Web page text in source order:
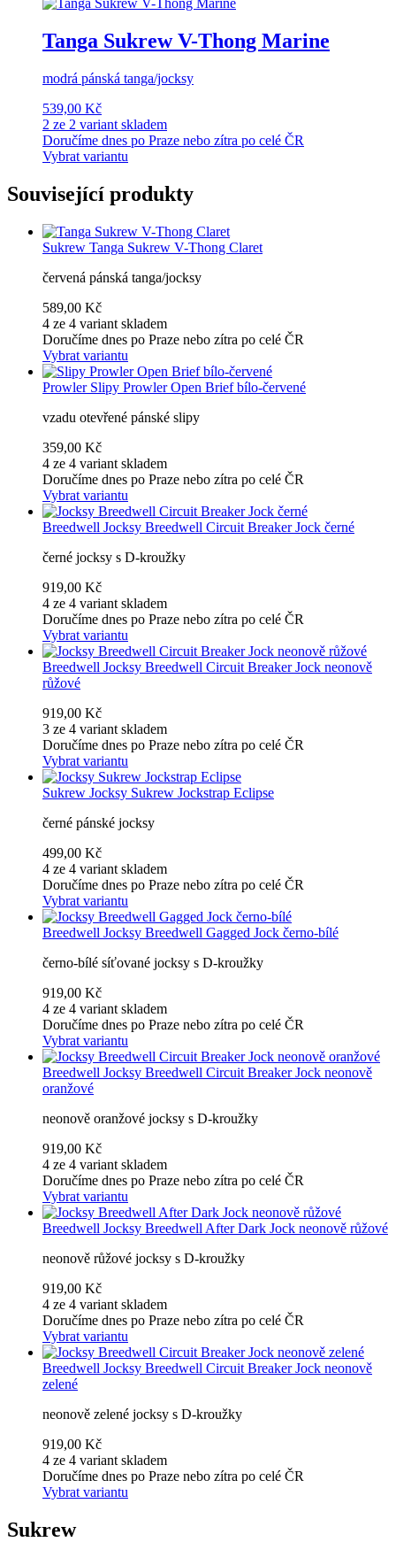
Tanga Sukrew V-Thong Marine
modrá pánská tanga/jocksy
539,00 Kč
2 ze 2 variant skladem
Doručíme dnes po Praze nebo zítra po celé ČR
Vybrat variantu
Související produkty
Sukrew Tanga Sukrew V-Thong Claret
červená pánská tanga/jocksy
589,00 Kč
4 ze 4 variant skladem
Doručíme dnes po Praze nebo zítra po celé ČR
Vybrat variantu
Prowler Slipy Prowler Open Brief bílo-červené
vzadu otevřené pánské slipy
359,00 Kč
4 ze 4 variant skladem
Doručíme dnes po Praze nebo zítra po celé ČR
Vybrat variantu
Breedwell Jocksy Breedwell Circuit Breaker Jock černé
černé jocksy s D-kroužky
919,00 Kč
4 ze 4 variant skladem
Doručíme dnes po Praze nebo zítra po celé ČR
Vybrat variantu
Breedwell Jocksy Breedwell Circuit Breaker Jock neonově
růžové
919,00 Kč
3 ze 4 variant skladem
Doručíme dnes po Praze nebo zítra po celé ČR
Vybrat variantu
Sukrew Jocksy Sukrew Jockstrap Eclipse
černé pánské jocksy
499,00 Kč
4 ze 4 variant skladem
Doručíme dnes po Praze nebo zítra po celé ČR
Vybrat variantu
Breedwell Jocksy Breedwell Gagged Jock černo-bílé
černo-bílé síťované jocksy s D-kroužky
919,00 Kč
4 ze 4 variant skladem
Doručíme dnes po Praze nebo zítra po celé ČR
Vybrat variantu
Breedwell Jocksy Breedwell Circuit Breaker Jock neonově
oranžové
neonově oranžové jocksy s D-kroužky
919,00 Kč
4 ze 4 variant skladem
Doručíme dnes po Praze nebo zítra po celé ČR
Vybrat variantu
Breedwell Jocksy Breedwell After Dark Jock neonově růžové
neonově růžové jocksy s D-kroužky
919,00 Kč
4 ze 4 variant skladem
Doručíme dnes po Praze nebo zítra po celé ČR
Vybrat variantu
Breedwell Jocksy Breedwell Circuit Breaker Jock neonově
zelené
neonově zelené jocksy s D-kroužky
919,00 Kč
4 ze 4 variant skladem
Doručíme dnes po Praze nebo zítra po celé ČR
Vybrat variantu
Sukrew